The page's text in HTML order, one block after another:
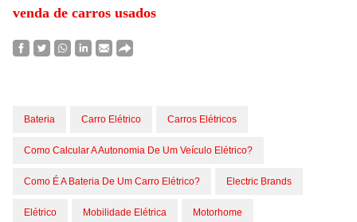
venda de carros usados
Bateria Carro Elétrico Carros Elétricos
Como Calcular A Autonomia De Um Veículo Elétrico?
Como É A Bateria De Um Carro Elétrico? Electric Brands
Elétrico Mobilidade Elétrica Motorhome